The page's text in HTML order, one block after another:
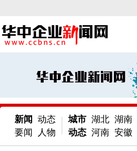
新闻
要闻
动态
人物
城市
动态
湖北 湖南
河南 安徽